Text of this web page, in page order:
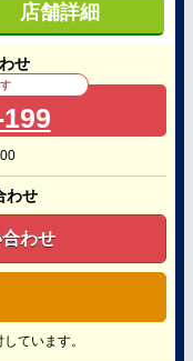
店舗詳細
せ
わせ
わせ
ています。